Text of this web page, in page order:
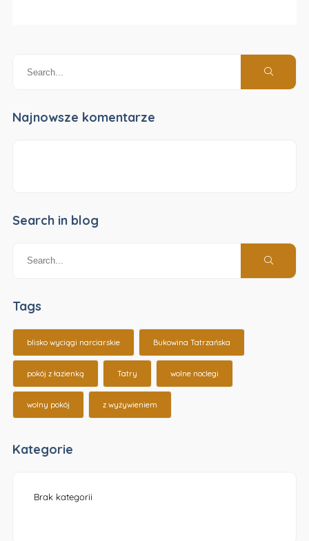
Najnowsze komentarze
Search in blog
Tags
blisko wyciągi narciarskie Bukowina Tatrzańska
pokój z łazienką Tatry wolne noclegi
wolny pokój z wyżywieniem
Kategorie
Brak kategorii